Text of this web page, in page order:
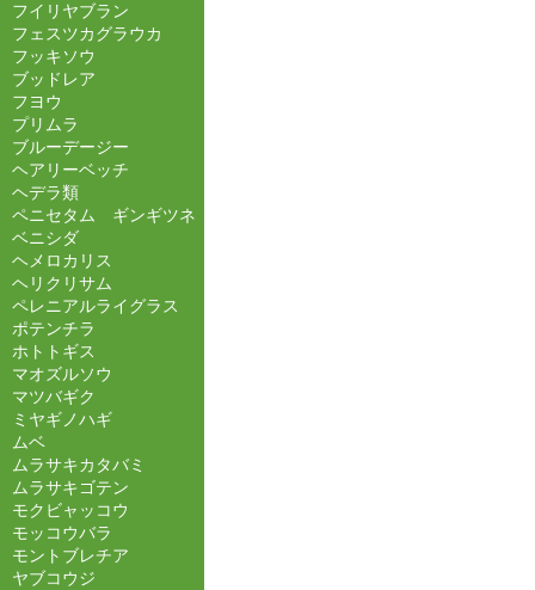
フイリヤブラン
フェスツカグラウカ
フッキソウ
ブッドレア
フヨウ
プリムラ
ブルーデージー
ヘアリーベッチ
ヘデラ類
ペニセタム ギンギツネ
ベニシダ
ヘメロカリス
ヘリクリサム
ペレニアルライグラス
ポテンチラ
ホトトギス
マオズルソウ
マツバギク
ミヤギノハギ
ムベ
ムラサキカタバミ
ムラサキゴテン
モクビャッコウ
モッコウバラ
モントブレチア
ヤブコウジ